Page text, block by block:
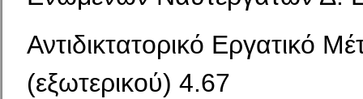
Αντιδικτατορικό Εργατικό
(εξωτερικού) 4.67